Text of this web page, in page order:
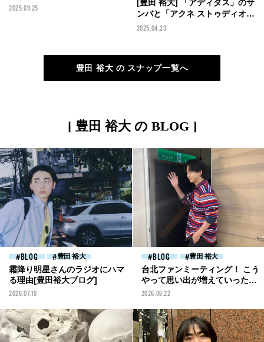
ラリー」のデニムを合わせたヴ
2025.09.25
[豊田 裕大] 「アディダス」のサ
ンバと「アクネ ストゥディオ
ズ」のデニムにボリューミーな
2025.04.23
豊田 裕大 の スナップ一覧へ
[ 豊田 裕大 の BLOG ]
BLOG 豊田 裕大
霜降り明星さんのラジオにハマ
る理由[豊田裕大ブログ]
2026.07.10
BLOG 豊田 裕大
台北ファンミーティング！ こう
やって思い出が増えていったら
嬉しい[豊田裕大ブログ]
2026.06.22